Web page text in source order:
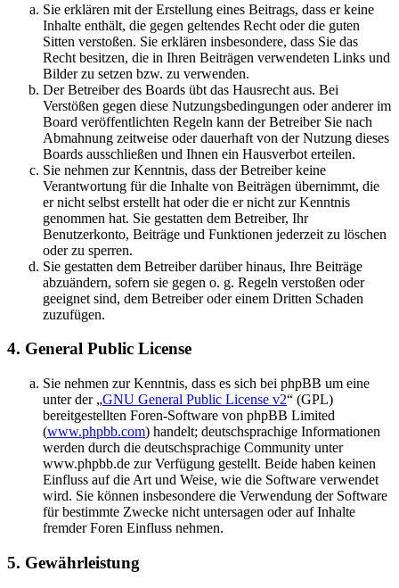
Sie erklären mit der Erstellung eines Beitrags, dass er keine
Inhalte enthält, die gegen geltendes Recht oder die guten
Sitten verstoßen. Sie erklären insbesondere, dass Sie das
Recht besitzen, die in Ihren Beiträgen verwendeten Links und
Bilder zu setzen bzw. zu verwenden.
Der Betreiber des Boards übt das Hausrecht aus. Bei
Verstößen gegen diese Nutzungsbedingungen oder anderer im
Board veröffentlichten Regeln kann der Betreiber Sie nach
Abmahnung zeitweise oder dauerhaft von der Nutzung dieses
Boards ausschließen und Ihnen ein Hausverbot erteilen.
Sie nehmen zur Kenntnis, dass der Betreiber keine
Verantwortung für die Inhalte von Beiträgen übernimmt, die
er nicht selbst erstellt hat oder die er nicht zur Kenntnis
genommen hat. Sie gestatten dem Betreiber, Ihr
Benutzerkonto, Beiträge und Funktionen jederzeit zu löschen
oder zu sperren.
Sie gestatten dem Betreiber darüber hinaus, Ihre Beiträge
abzuändern, sofern sie gegen o. g. Regeln verstoßen oder
geeignet sind, dem Betreiber oder einem Dritten Schaden
zuzufügen.
4. General Public License
Sie nehmen zur Kenntnis, dass es sich bei phpBB um eine
unter der „GNU General Public License v2“ (GPL)
bereitgestellten Foren-Software von phpBB Limited
(www.phpbb.com) handelt; deutschsprachige Informationen
werden durch die deutschsprachige Community unter
www.phpbb.de zur Verfügung gestellt. Beide haben keinen
Einfluss auf die Art und Weise, wie die Software verwendet
wird. Sie können insbesondere die Verwendung der Software
für bestimmte Zwecke nicht untersagen oder auf Inhalte
fremder Foren Einfluss nehmen.
5. Gewährleistung